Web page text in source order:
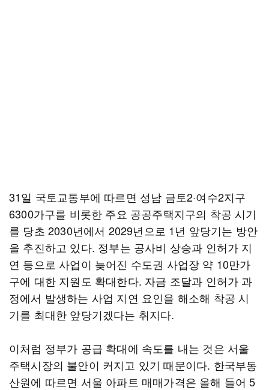
31일 국토교통부에 따르면 성남 금토2·여수2지구
6300가구를 비롯한 주요 공공주택지구의 착공 시기
를 당초 2030년에서 2029년으로 1년 앞당기는 방안
을 추진하고 있다. 정부는 공사비 상승과 인허가 지
연 등으로 사업이 늦어진 수도권 사업장 약 10만가
구에 대한 지원도 확대한다. 자금 조달과 인허가 과
정에서 발생하는 사업 지연 요인을 해소해 착공 시
기를 최대한 앞당기겠다는 취지다.
이처럼 정부가 공급 확대에 속도를 내는 것은 서울
주택시장의 불안이 커지고 있기 때문이다. 한국부동
산원에 따르면 서울 아파트 매매가격은 올해 들어 5